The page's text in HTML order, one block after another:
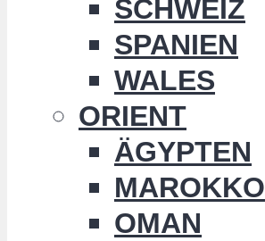
SCHWEIZ
SPANIEN
WALES
ORIENT
ÄGYPTEN
MAROKKO
OMAN